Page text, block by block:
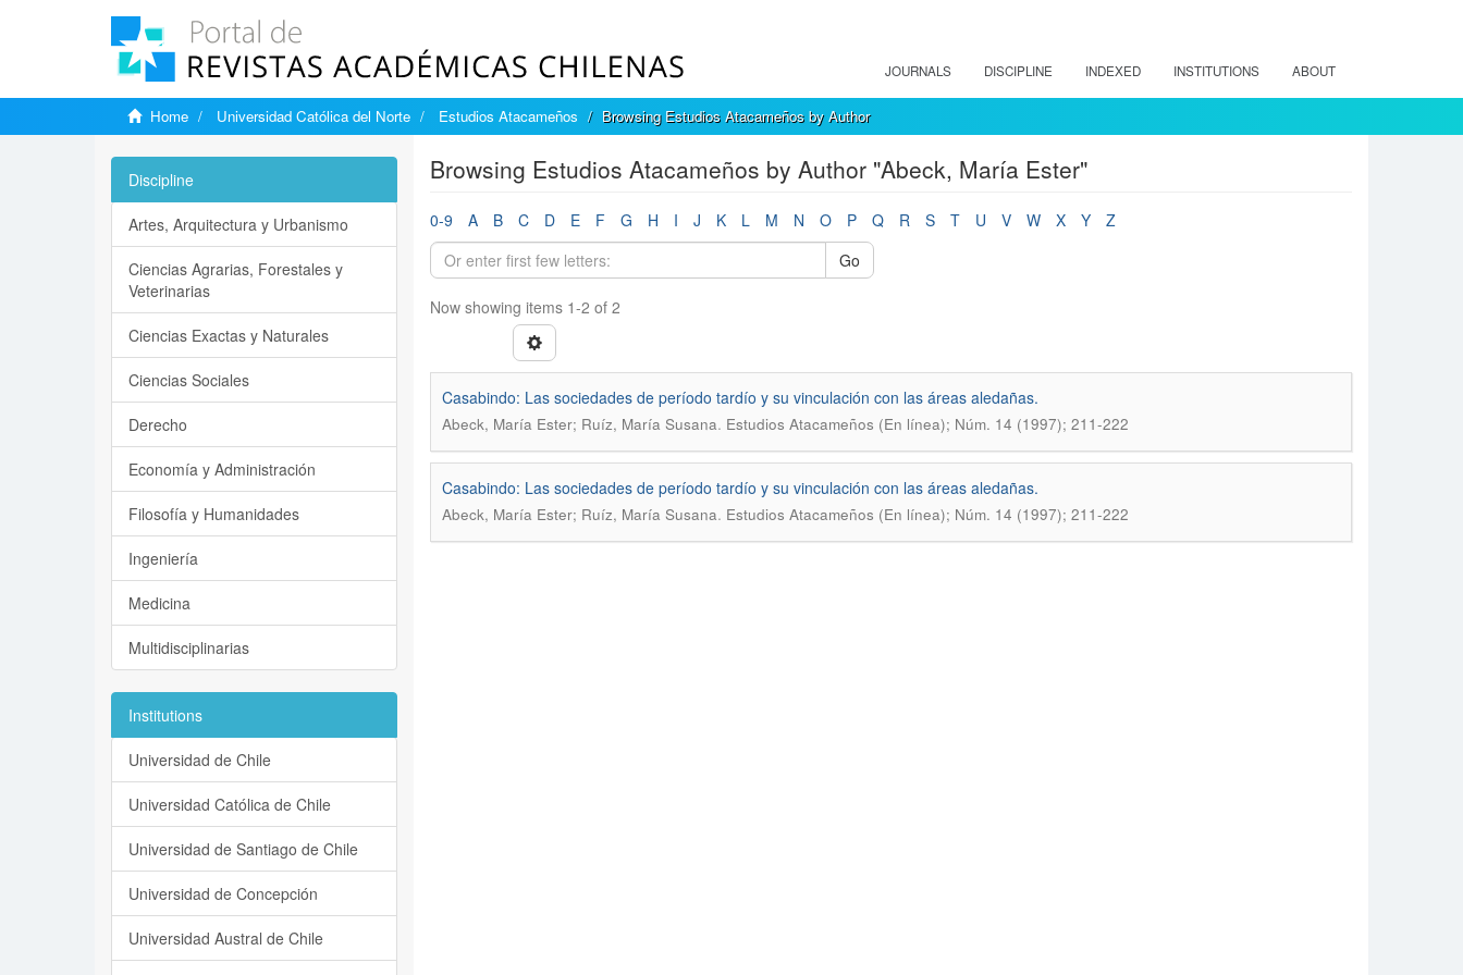
JOURNALS DISCIPLINE INDEXED INSTITUTIONS ABOUT
Home Universidad Católica del Norte Estudios Atacameños Browsing Estudios Atacameños by Author
Browsing Estudios Atacameños by Author "Abeck, María Ester"
0-9 A B C D E F G H I J K L M N O P Q R S T U V W X Y
Z
Go
Now showing items 1-2 of 2
Casabindo: Las sociedades de período tardío y su vinculación con las áreas aledañas.
Abeck, María Ester; Ruíz, María Susana. Estudios Atacameños (En línea); Núm. 14 (1997); 211-222
Casabindo: Las sociedades de período tardío y su vinculación con las áreas aledañas.
Abeck, María Ester; Ruíz, María Susana. Estudios Atacameños (En línea); Núm. 14 (1997); 211-222
Discipline
Artes, Arquitectura y Urbanismo
Ciencias Agrarias, Forestales y
Veterinarias
Ciencias Exactas y Naturales
Ciencias Sociales
Derecho
Economía y Administración
Filosofía y Humanidades
Ingeniería
Medicina
Multidisciplinarias
Institutions
Universidad de Chile
Universidad Católica de Chile
Universidad de Santiago de Chile
Universidad de Concepción
Universidad Austral de Chile